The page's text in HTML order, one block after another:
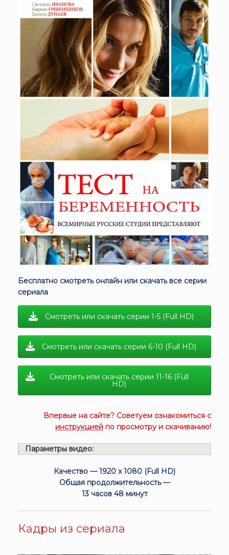
Бесплатно смотреть онлайн или скачать все серии
сериала
Смотреть или скачать серии 1-5 (Full HD)
Смотреть или скачать серии 6-10 (Full HD)
Смотреть или скачать серии 11-16 (Full
HD)
Впервые на сайте? Советуем ознакомиться с
инструкцией по просмотру и скачиванию!
Параметры видео:
Качество — 1920 x 1080 (Full HD)
Общая продолжительность —
13 часов 48 минут
Кадры из сериала